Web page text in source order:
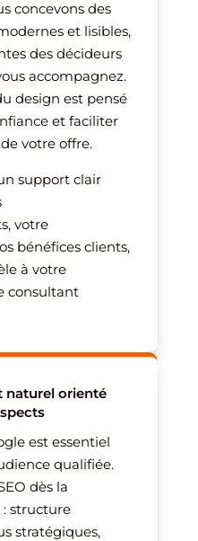
concevons des
et lisibles,
des décideurs
accompagnez.
design est pensé
et faciliter
votre offre.
support clair
votre
bénéfices clients,
à votre
consultant
naturel orienté
est essentiel
qualifiée.
dès la
structure
stratégiques,